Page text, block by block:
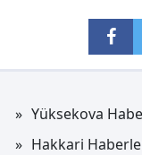
Yüksekova
Hakkari